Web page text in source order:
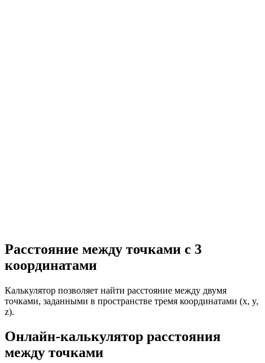
Расстояние между точками с 3
координатами
Калькулятор позволяет найти расстояние между двумя
точками, заданными в пространстве тремя координатами (x, y,
z).
Онлайн-калькулятор расстояния
между точками